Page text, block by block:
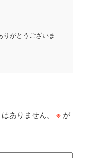
がとうございま
ありません。 ※ が